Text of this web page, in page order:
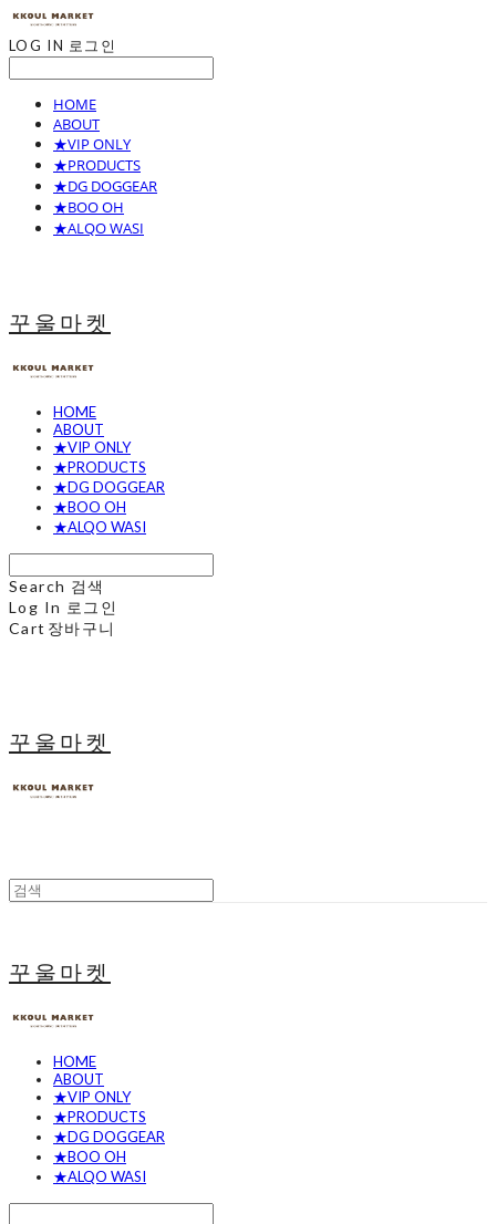
LOG IN 로그인
HOME
ABOUT
★VIP ONLY
★PRODUCTS
★DG DOGGEAR
★BOO OH
★ALQO WASI
꾸울마켓
HOME
ABOUT
★VIP ONLY
★PRODUCTS
★DG DOGGEAR
★BOO OH
★ALQO WASI
Search 검색
Log In 로그인
Cart 장바구니
꾸울마켓
꾸울마켓
HOME
ABOUT
★VIP ONLY
★PRODUCTS
★DG DOGGEAR
★BOO OH
★ALQO WASI